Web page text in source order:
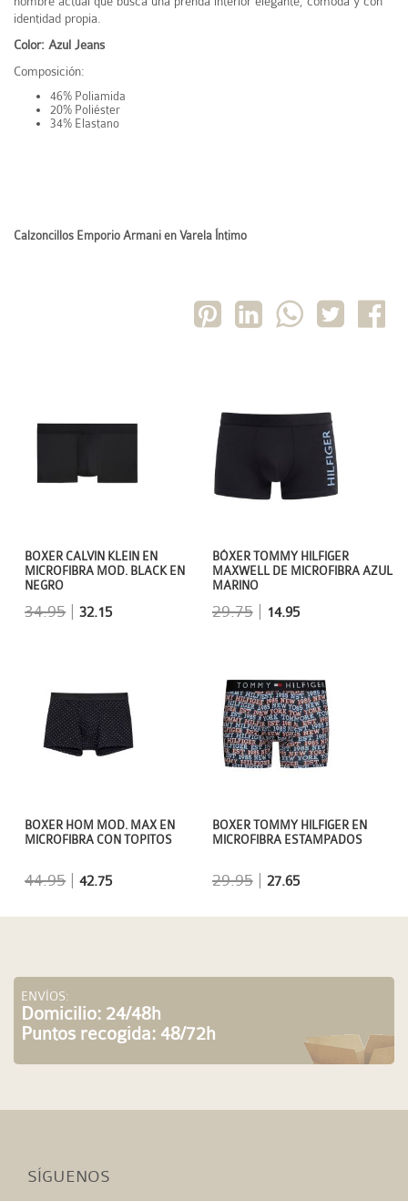
identidad propia.
Color: Azul Jeans
Composición:
46% Poliamida
20% Poliéster
34% Elastano
Calzoncillos Emporio Armani en Varela Íntimo
BÓXER TOMMY HILFIGER
MAXWELL DE MICROFIBRA AZUL
MARINO
29.75| 14.95
BOXER CALVIN KLEIN EN
MICROFIBRA MOD. BLACK EN
NEGRO
34.95 |32.15
BOXER TOMMY HILFIGER EN
MICROFIBRA ESTAMPADOS
29.95| 27.65
BOXER HOM MOD. MAX EN
MICROFIBRA CON TOPITOS
44.95 |42.75
ENVÍOS:
Domicilio: 24/48h
Puntos recogida: 48/72h
SÍGUENOS